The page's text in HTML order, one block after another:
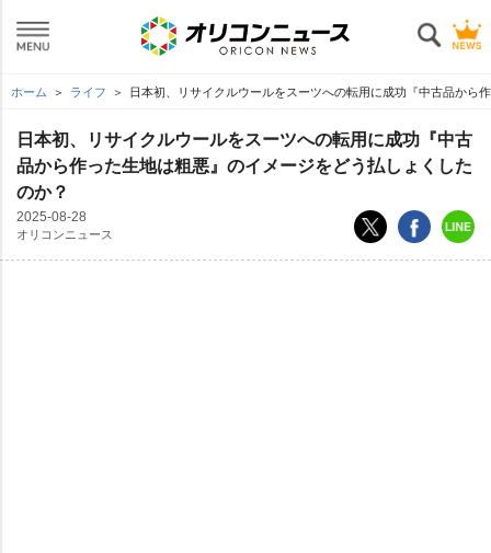
ホーム ライフ 日本初、リサイクルウールをスーツへの転用に成功『中古品から
日本初、リサイクルウールをスーツへの転用に成功『中古
品から作った生地は粗悪』のイメージをどう払しょくした
のか？
2025-08-28
オリコンニュース